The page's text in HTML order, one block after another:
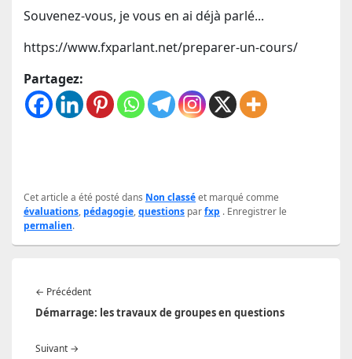
Souvenez-vous, je vous en ai déjà parlé...
https://www.fxparlant.net/preparer-un-cours/
Partagez:
Cet article a été posté dans Non classéet marqué comme
évaluations, pédagogie,questions parfxp . Enregistrer le
permalien.
de
l’article
← PrécédentArticle
précédent :
Démarrage: les travaux de groupes en questions
Suivant →